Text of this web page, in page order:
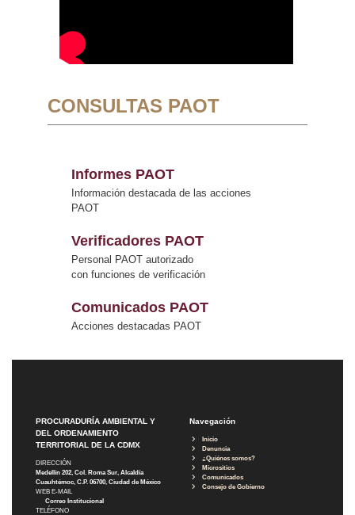
CONSULTAS PAOT
Informes PAOT
Información destacada de las acciones
PAOT
Verificadores PAOT
Personal PAOT autorizado
con funciones de verificación
Comunicados PAOT
Acciones destacadas PAOT
PROCURADURÍA AMBIENTAL Y
DEL ORDENAMIENTO
TERRITORIAL DE LA CDMX
DIRECCIÓN
Medellín 202, Col. Roma Sur, Alcaldía
Cuauhtémoc, C.P. 06700, Ciudad de México
WEB E-MAIL
Correo Institucional
TELÉFONO
Navegación
Inicio
Denuncia
¿Quiénes somos?
Micrositios
Comunicados
Consejo de Gobierno